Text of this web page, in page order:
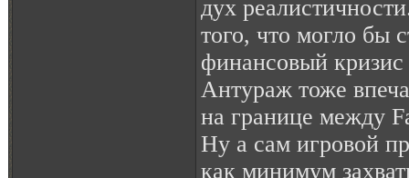
дух
того, что могло бы
финансовый
Антураж тоже
на границе между
Ну а сам игровой
как минимум